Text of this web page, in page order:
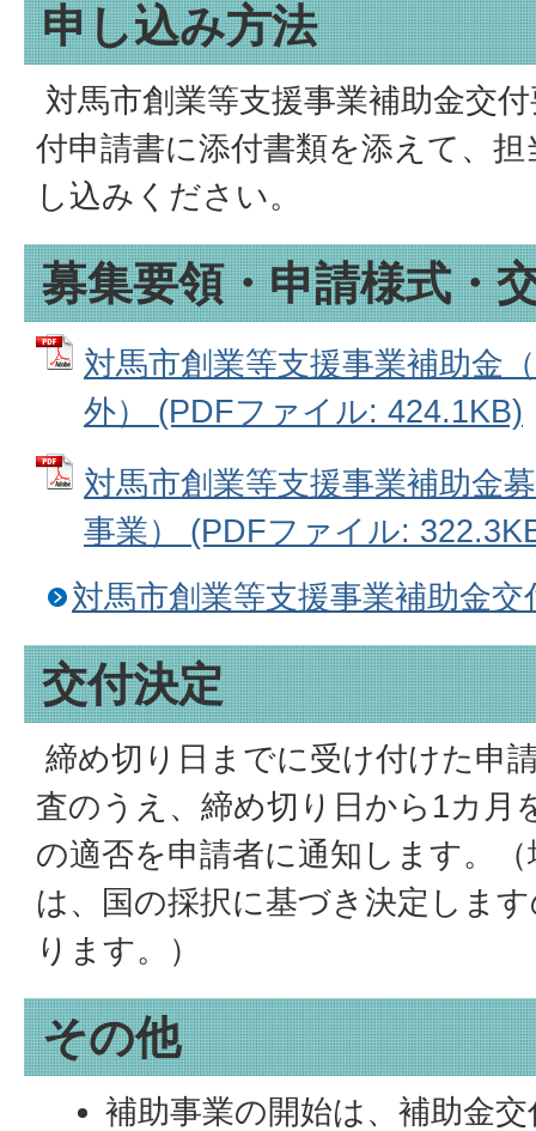
申し込み方法
対馬市創業等支援事業補助金交
付申請書に添付書類を添えて、
し込みください。
募集要領・申請様式・
対馬市創業等支援事業補助金
外） (PDFファイル: 424.1KB)
対馬市創業等支援事業補助金
事業） (PDFファイル:
対馬市創業等支援事業補助金交
交付決定
締め切り日までに受け付けた申
査のうえ、締め切り日から1カ月
の適否を申請者に通知します。
は、国の採択に基づき決定しま
ります。）
その他
補助事業の開始は、補助金